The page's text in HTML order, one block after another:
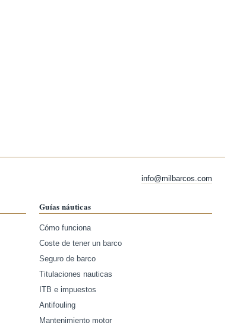
info@milbarcos.com
Guías náuticas
Cómo funciona
Coste de tener un barco
Seguro de barco
Titulaciones nauticas
ITB e impuestos
Antifouling
Mantenimiento motor